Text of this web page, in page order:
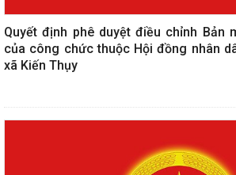
Quyết định phê duyệt điều chỉnh Bản
của công chức thuộc Hội đồng nhân
xã Kiến Thụy